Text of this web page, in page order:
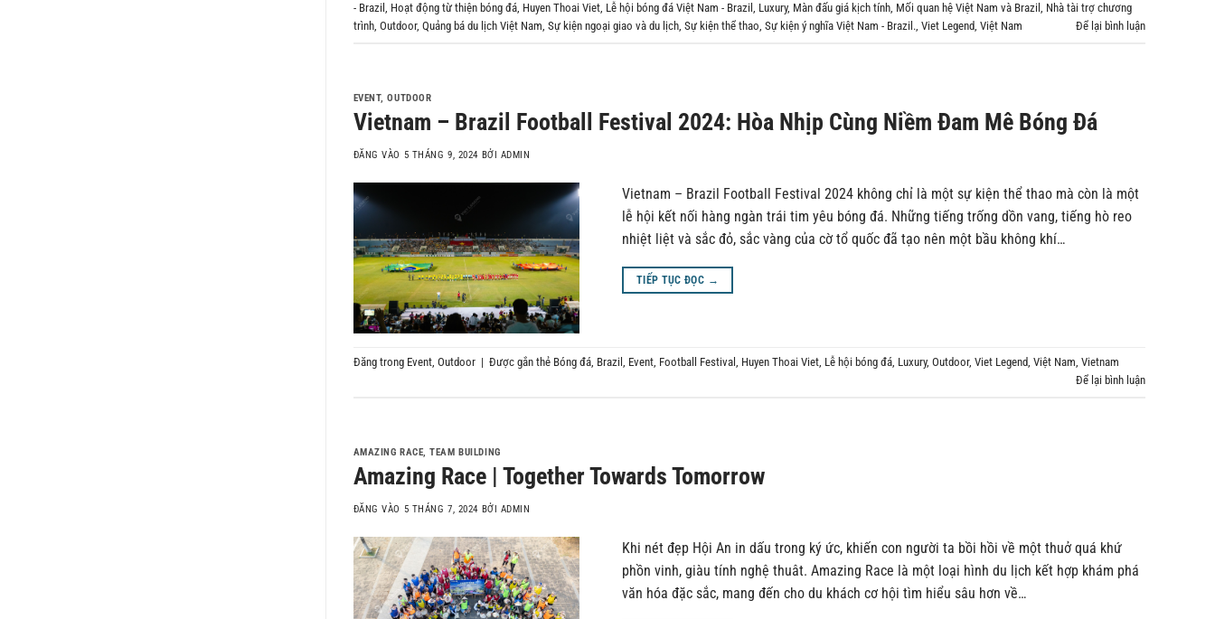
- Brazil , Hoạt động từ thiện bóng đá, Huyen Thoai Viet, Lễ hội bóng đá Việt Nam - Brazil , Luxury, Màn đấu giá kịch tính, Mối quan hệ Việt Nam và Brazil , Nhà tài trợ chương
trình, Outdoor, Quảng bá du lịch Việt Nam, Sự kiện ngoại giao và du lịch, Sự kiện thể thao, Sự kiện ý nghĩa Việt Nam - Brazil., Viet Legend, Việt Nam Để lại bình luận
EVENT,OUTDOOR
Vietnam – Brazil Football Festival 2024: Hòa Nhịp Cùng Niềm Đam Mê Bóng Đá
ĐĂNG VÀO 5 THÁNG 9, 2024 BỞI ADMIN
Vietnam – Brazil Football Festival 2024 không chỉ là một sự kiện thể thao mà còn là một
lễ hội kết nối hàng ngàn trái tim yêu bóng đá. Những tiếng trống dồn vang, tiếng hò reo
nhiệt liệt và sắc đỏ, sắc vàng của cờ tổ quốc đã tạo nên một bầu không khí…
TIẾP TỤC ĐỌC →
Đăng trong Event, Outdoor | Được gắn thẻ Bóng đá, Brazil , Event, Football Festival , Huyen Thoai Viet, Lễ hội bóng đá, Luxury, Outdoor, Viet Legend, Việt Nam, Vietnam
Để lại bình luận
AMAZING RACE,TEAM BUILDING
Amazing Race | Together Towards Tomorrow
ĐĂNG VÀO 5 THÁNG 7, 2024 BỞI ADMIN
Khi nét đẹp Hội An in dấu trong ký ức, khiến con người ta bồi hồi về một thuở quá khứ
phồn vinh, giàu tính nghệ thuât. Amazing Race là một loại hình du lịch kết hợp khám phá
văn hóa đặc sắc, mang đến cho du khách cơ hội tìm hiểu sâu hơn về…